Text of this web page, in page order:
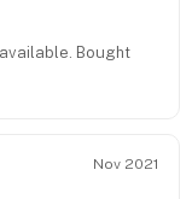
Bought
Nov 2021